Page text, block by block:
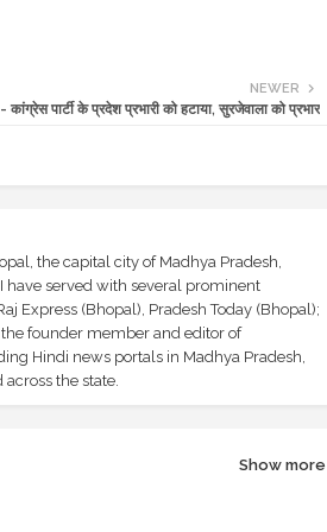
NEWER
पार्टी के प्रदेश प्रभारी को हटाया, सुरजेवाला को प्रभार
the capital city of Madhya Pradesh,
have served with several prominent
Express (Bhopal), Pradesh Today (Bhopal);
founder member and editor of
Hindi news portals in Madhya Pradesh,
the state.
Show more